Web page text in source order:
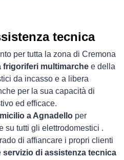
tecnica
per tutta la zona di Cremona
frigoriferi multimarche e della
da incasso e a libera
per la sua capacità di
ed efficace.
a Agnadello per
su tutti gli elettrodomestici .
di affiancare i propri clienti
servizio di assistenza tecnica